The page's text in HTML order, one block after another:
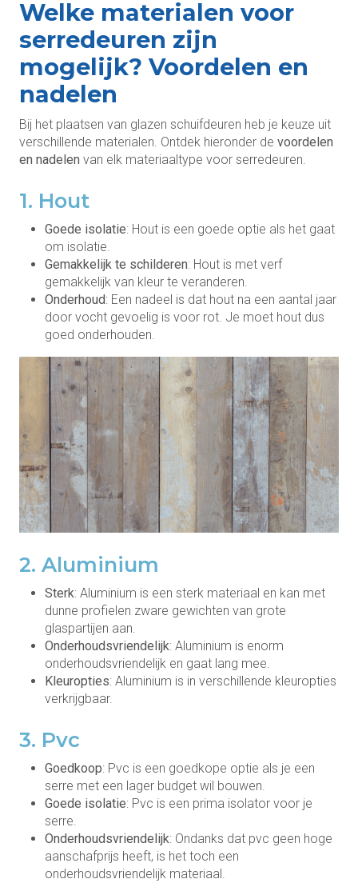
Welke materialen voor
serredeuren zijn
mogelijk? Voordelen en
nadelen
Bij het plaatsen van glazen schuifdeuren heb je keuze uit
verschillende materialen. Ontdek hieronder de voordelen
en nadelen van elk materiaaltype voor serredeuren.
1. Hout
Goede isolatie: Hout is een goede optie als het gaat
om isolatie.
Gemakkelijk te schilderen: Hout is met verf
gemakkelijk van kleur te veranderen.
Onderhoud: Een nadeel is dat hout na een aantal jaar
door vocht gevoelig is voor rot. Je moet hout dus
goed onderhouden.
2. Aluminium
Sterk: Aluminium is een sterk materiaal en kan met
dunne profielen zware gewichten van grote
glaspartijen aan.
Onderhoudsvriendelijk: Aluminium is enorm
onderhoudsvriendelijk en gaat lang mee.
Kleuropties: Aluminium is in verschillende kleuropties
verkrijgbaar.
3. Pvc
Goedkoop: Pvc is een goedkope optie als je een
serre met een lager budget wil bouwen.
Goede isolatie: Pvc is een prima isolator voor je
serre.
Onderhoudsvriendelijk: Ondanks dat pvc geen hoge
aanschafprijs heeft, is het toch een
onderhoudsvriendelijk materiaal.